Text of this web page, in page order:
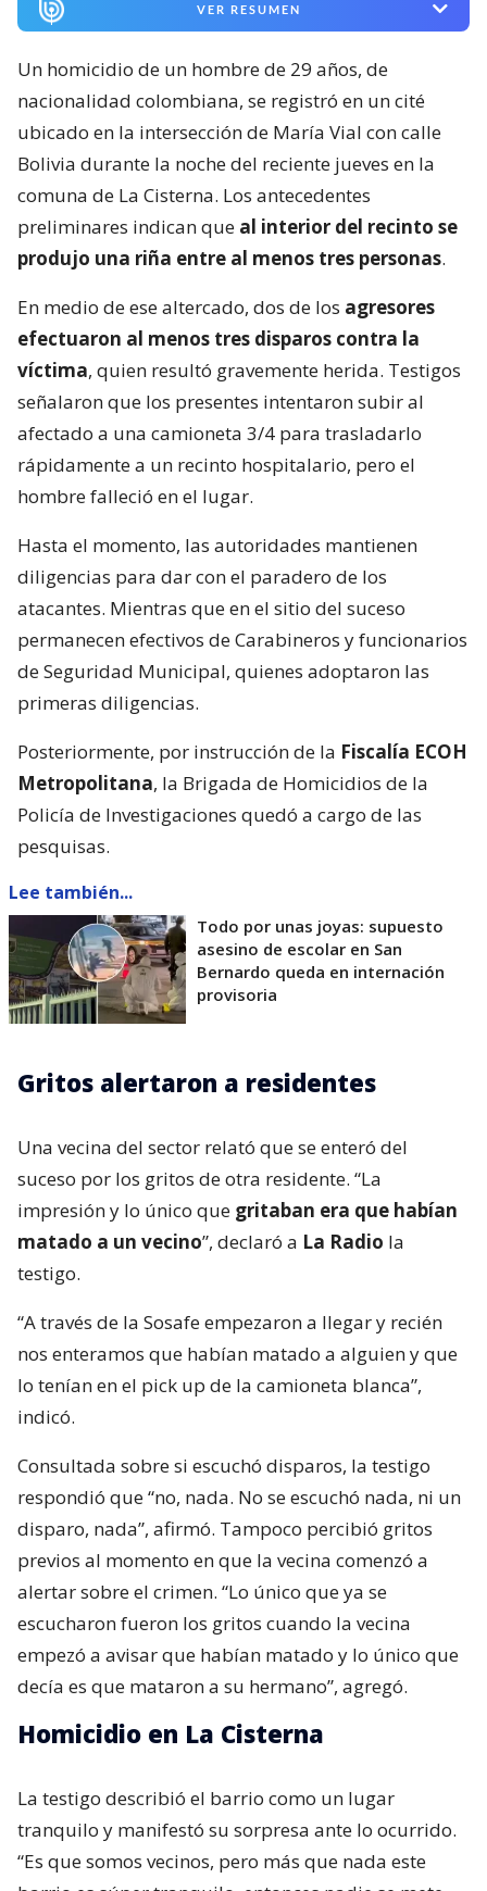
VER RESUMEN
Un homicidio de un hombre de 29 años, de
nacionalidad colombiana, se registró en un cité
ubicado en la intersección de María Vial con calle
Bolivia durante la noche del reciente jueves en la
comuna de La Cisterna. Los antecedentes
preliminares indican que al interior del recinto se
produjo una riña entre al menos tres personas.
En medio de ese altercado, dos de los agresores
efectuaron al menos tres disparos contra la
víctima, quien resultó gravemente herida. Testigos
señalaron que los presentes intentaron subir al
afectado a una camioneta 3/4 para trasladarlo
rápidamente a un recinto hospitalario, pero el
hombre falleció en el lugar.
Hasta el momento, las autoridades mantienen
diligencias para dar con el paradero de los
atacantes. Mientras que en el sitio del suceso
permanecen efectivos de Carabineros y funcionarios
de Seguridad Municipal, quienes adoptaron las
primeras diligencias.
Posteriormente, por instrucción de la Fiscalía ECOH
Metropolitana, la Brigada de Homicidios de la
Policía de Investigaciones quedó a cargo de las
pesquisas.
Lee también...
Todo por unas joyas: supuesto
asesino de escolar en San
Bernardo queda en internación
provisoria
Gritos alertaron a residentes
Una vecina del sector relató que se enteró del
suceso por los gritos de otra residente. “La
impresión y lo único que gritaban era que habían
matado a un vecino”, declaró a La Radio la
testigo.
“A través de la Sosafe empezaron a llegar y recién
nos enteramos que habían matado a alguien y que
lo tenían en el pick up de la camioneta blanca”,
indicó.
Consultada sobre si escuchó disparos, la testigo
respondió que “no, nada. No se escuchó nada, ni un
disparo, nada”, afirmó. Tampoco percibió gritos
previos al momento en que la vecina comenzó a
alertar sobre el crimen. “Lo único que ya se
escucharon fueron los gritos cuando la vecina
empezó a avisar que habían matado y lo único que
decía es que mataron a su hermano”, agregó.
Homicidio en La Cisterna
La testigo describió el barrio como un lugar
tranquilo y manifestó su sorpresa ante lo ocurrido.
“Es que somos vecinos, pero más que nada este